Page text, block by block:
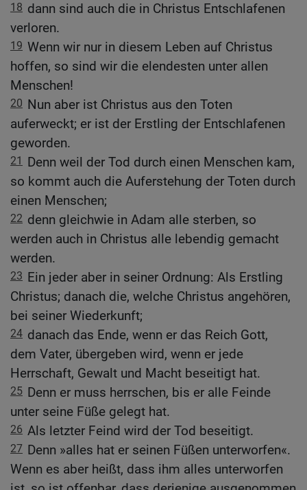
18 dann sind auch die in Christus Entschlafenen
verloren.
19 Wenn wir nur in diesem Leben auf Christus
hoffen, so sind wir die elendesten unter allen
Menschen!
20 Nun aber ist Christus aus den Toten
auferweckt; er ist der Erstling der Entschlafenen
geworden.
21
Denn weil der Tod durch einen Menschen kam,
so kommt auch die Auferstehung der Toten durch
einen Menschen;
22 denn gleichwie in Adam alle sterben, so
werden auch in Christus alle lebendig gemacht
werden.
23 Ein jeder aber in seiner Ordnung: Als Erstling
Christus; danach die, welche Christus angehören,
bei seiner Wiederkunft;
24 danach das Ende, wenn er das Reich Gott,
dem Vater, übergeben wird, wenn er jede
Herrschaft, Gewalt und Macht beseitigt hat.
25 Denn er muss herrschen, bis er alle Feinde
unter seine Füße gelegt hat.
26 Als letzter Feind wird der Tod beseitigt.
27 Denn »alles hat er seinen Füßen unterworfen«.
Wenn es aber heißt, dass ihm alles unterworfen